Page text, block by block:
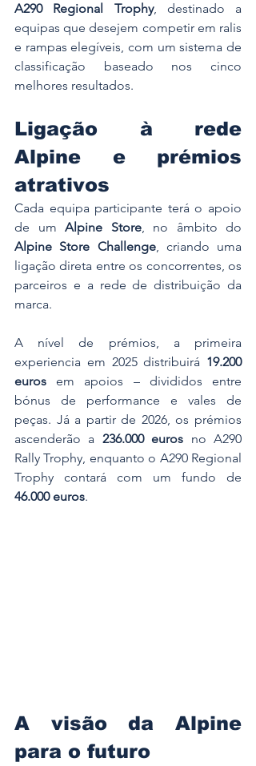
A290 Regional Trophy, destinado a
equipas que desejem competir em ralis
e rampas elegíveis, com um sistema de
classificação baseado nos cinco
melhores resultados.
Ligação à rede
Alpine e prémios
atrativos
Cada equipa participante terá o apoio
de um Alpine Store
Alpine Store Challenge, criando uma
ligação direta entre os concorrentes, os
parceiros e a rede de distribuição da
marca.
A nível de prémios, a primeira
experiencia em 2025 distribuirá 19.200
euros em apoios – divididos entre
bónus de performance e vales de
peças. Já a partir de 2026, os prémios
ascenderão a 236.000 euros no A290
Rally Trophy, enquanto o A290 Regional
46.000 euros.
A visão da Alpine
para o futuro